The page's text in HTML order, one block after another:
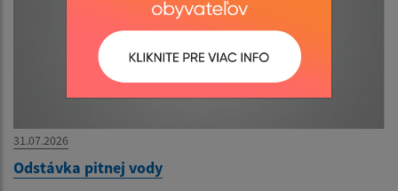
31.07.2026
Odstávka pitnej vody